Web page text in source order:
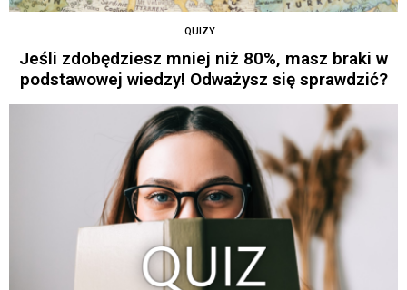
QUIZY
Jeśli zdobędziesz mniej niż 80%, masz braki w
podstawowej wiedzy! Odważysz się sprawdzić?